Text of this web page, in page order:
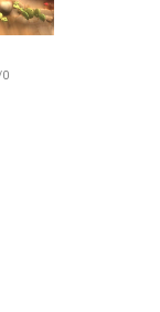
0